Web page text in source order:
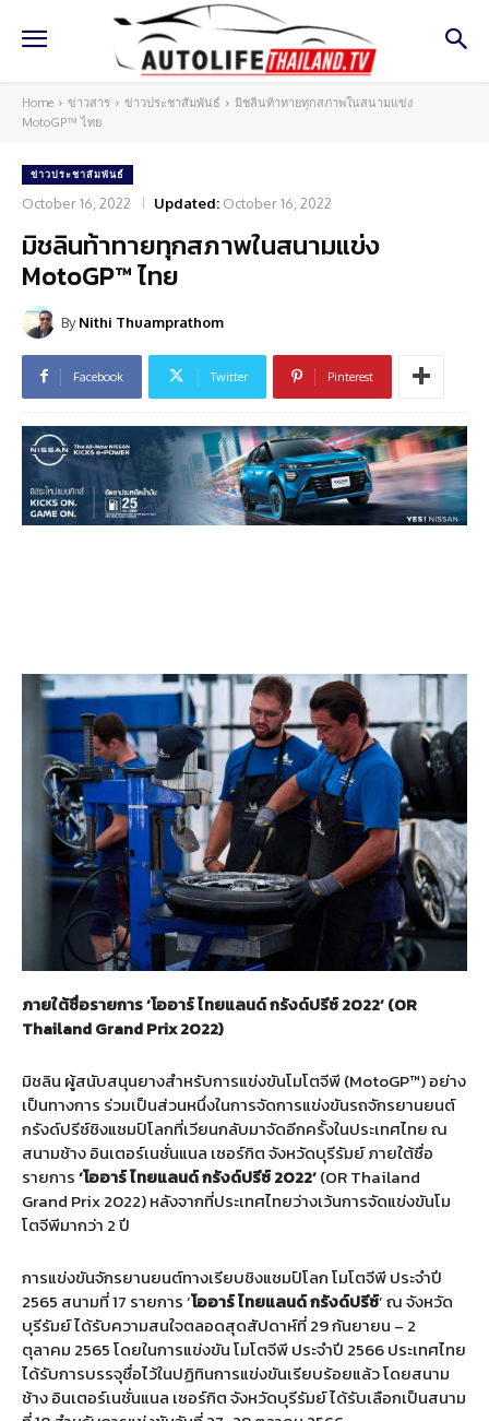
Home ข่าวสาร ข่าวประชาสัมพันธ์
มิชลินท้าทายทุกสภาพในสนามแข่ง
MotoGP™ ไทย
ข่าวประชาสัมพันธ์
October 16, 2022 Updated: October 16, 2022
มิชลินท้าทายทุกสภาพในสนามแข่ง
MotoGP™ ไทย
By Nithi Thuamprathom
Facebook Twitter Pinterest
ภายใต้ชื่อรายการ ‘โออาร์ ไทยแลนด์ กรังด์ปรีซ์ 2022’ (OR
Thailand Grand Prix 2022)
มิชลิน ผู้สนับสนุนยางสำหรับการแข่งขันโมโตจีพี (MotoGP™) อย่าง
เป็นทางการ ร่วมเป็นส่วนหนึ่งในการจัดการแข่งขันรถจักรยานยนต์
กรังด์ปรีซ์ชิงแชมป์โลกที่เวียนกลับมาจัดอีกครั้งในประเทศไทย ณ
สนามช้าง อินเตอร์เนชั่นแนล เซอร์กิต จังหวัดบุรีรัมย์ ภายใต้ชื่อ
รายการ‘โออาร์ ไทยแลนด์ กรังด์ปรีซ์ 2022’(OR Thailand
Grand Prix 2022) หลังจากที่ประเทศไทยว่างเว้นการจัดแข่งขันโม
โตจีพีมากว่า 2 ปี
การแข่งขันจักรยานยนต์ทางเรียบชิงแชมป์โลก โมโตจีพี ประจำปี
2565 สนามที่ 17 รายการ ‘โออาร์ ไทยแลนด์ กรังด์ปรีซ์’ ณ จังหวัด
บุรีรัมย์ ได้รับความสนใจตลอดสุดสัปดาห์ที่ 29 กันยายน – 2
ตุลาคม 2565 โดยในการแข่งขัน โมโตจีพี ประจำปี 2566 ประเทศไทย
ได้รับการบรรจุชื่อไว้ในปฏิทินการแข่งขันเรียบร้อยแล้ว โดยสนาม
ช้าง อินเตอร์เนชั่นแนล เซอร์กิต จังหวัดบุรีรัมย์ ได้รับเลือกเป็นสนาม